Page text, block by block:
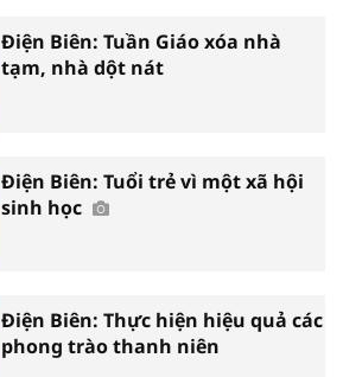
Điện Biên: Tuần Giáo xóa nhà
tạm, nhà dột nát
Điện Biên: Tuổi trẻ vì một xã hội
sinh học
Điện Biên: Thực hiện hiệu quả các
phong trào thanh niên